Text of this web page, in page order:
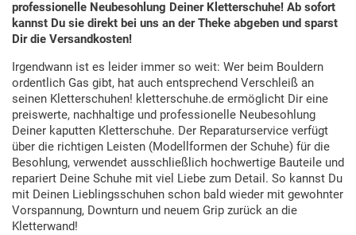
professionelle Neubesohlung Deiner Kletterschuhe! Ab sofort
kannst Du sie direkt bei uns an der Theke abgeben und sparst
Dir die Versandkosten!
Irgendwann ist es leider immer so weit: Wer beim Bouldern
ordentlich Gas gibt, hat auch entsprechend Verschleiß an
seinen Kletterschuhen! kletterschuhe.de ermöglicht Dir eine
preiswerte, nachhaltige und professionelle Neubesohlung
Deiner kaputten Kletterschuhe. Der Reparaturservice verfügt
über die richtigen Leisten (Modellformen der Schuhe) für die
Besohlung, verwendet ausschließlich hochwertige Bauteile und
repariert Deine Schuhe mit viel Liebe zum Detail. So kannst Du
mit Deinen Lieblingsschuhen schon bald wieder mit gewohnter
Vorspannung, Downturn und neuem Grip zurück an die
Kletterwand!